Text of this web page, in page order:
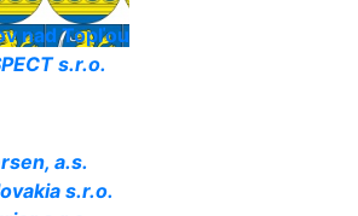
nad Topľou
s.r.o.
a.s.
s.r.o.